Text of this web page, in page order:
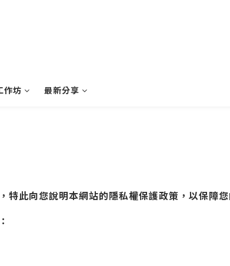
作坊 最新分享
此向您說明本網站的隱私權保護政策，以保障您